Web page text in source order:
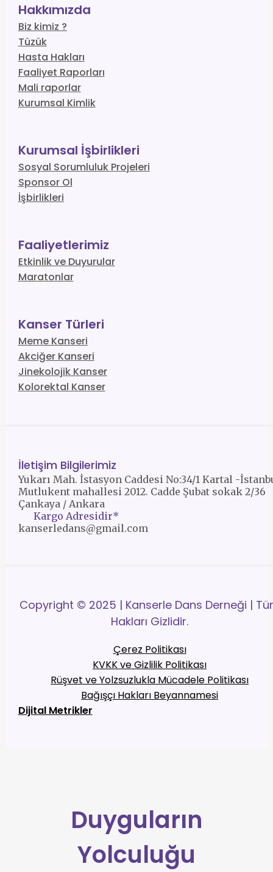
Hakkımızda
Biz kimiz ?
Tüzük
Hasta Hakları
Faaliyet Raporları
Mali raporlar
Kurumsal Kimlik
Kurumsal İşbirlikleri
Sosyal Sorumluluk Projeleri
Sponsor Ol
İşbirlikleri
Faaliyetlerimiz
Etkinlik ve Duyurular
Maratonlar
Kanser Türleri
Meme Kanseri
Akciğer Kanseri
Jinekolojik Kanser
Kolorektal Kanser
İletişim Bilgilerimiz
Yukarı Mah. İstasyon Caddesi No:34/1 Kartal -
Mutlukent mahallesi 2012. Cadde Şubat sokak 2/36
Çankaya / Ankara
Kargo Adresidir*
kanserledans@gmail.com
Copyright © 2025 | Kanserle Dans Derneği |
Hakları Gizlidir.
Çerez Politikası
KVKK ve Gizlilik Politikası
Rüşvet ve Yolzsuzlukla Mücadele Politikası
Bağışçı Hakları Beyannamesi
Dijital Metrikler
Duyguların
Yolculuğu